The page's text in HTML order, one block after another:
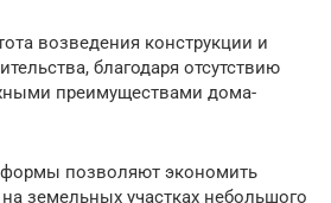
возведения конструкции и
благодаря отсутствию
преимуществами дома-
формы позволяют экономить
земельных участках небольшого